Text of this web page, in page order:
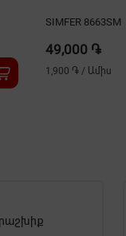
SIMFER 8663SM
49,000 ֏
1,900 ֏ / Ամիս